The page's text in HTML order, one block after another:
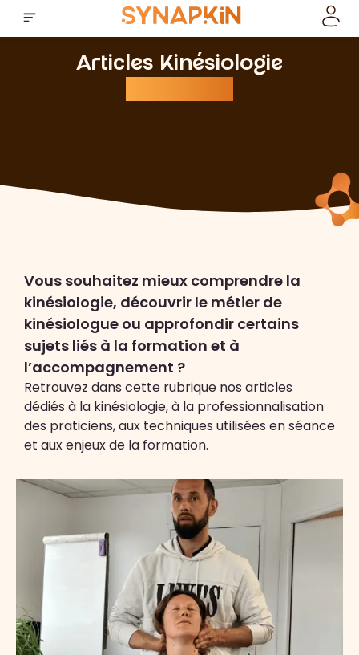
Articles Kinésiologie
Vous souhaitez mieux comprendre la
kinésiologie, découvrir le métier de
kinésiologue ou approfondir certains
sujets liés à la formation et à
l’accompagnement ?
Retrouvez dans cette rubrique nos articles
dédiés à la kinésiologie, à la professionnalisation
des praticiens, aux techniques utilisées en séance
et aux enjeux de la formation.